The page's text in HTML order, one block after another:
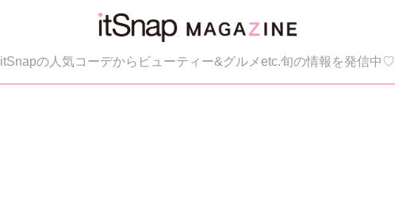
itSnapの人気コーデからビューティー&グルメetc.旬の情報を発信中♡